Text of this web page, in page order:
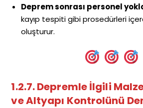
Deprem sonrası personel
kayıp tespiti gibi prosedürleri
oluşturur.
1.2.7. Depremle İlgili
ve Altyapı Kontrolünü